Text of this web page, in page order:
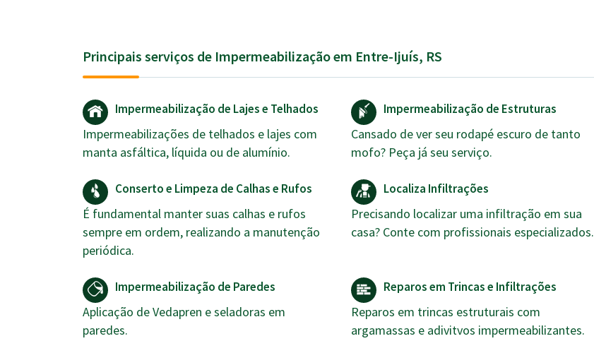
Principais serviços de Impermeabilização em Entre-Ijuís, RS
Impermeabilização de Lajes e Telhados
Impermeabilizações de telhados e lajes com
manta asfáltica, líquida ou de alumínio.
Impermeabilização de Estruturas
Cansado de ver seu rodapé escuro de tanto
mofo? Peça já seu serviço.
Conserto e Limpeza de Calhas e Rufos
É fundamental manter suas calhas e rufos
sempre em ordem, realizando a manutenção
periódica.
Localiza Infiltrações
Precisando localizar uma infiltração em sua
casa? Conte com profissionais especializados.
Impermeabilização de Paredes
Aplicação de Vedapren e seladoras em
paredes.
Reparos em Trincas e Infiltrações
Reparos em trincas estruturais com
argamassas e adivitvos impermeabilizantes.